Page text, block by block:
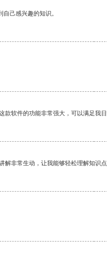
己感兴趣的知识。
软件的功能非常强大，可以满足我
非常生动，让我能够轻松理解知识点